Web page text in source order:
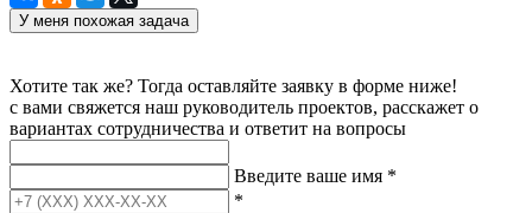
У меня похожая задача
Хотите так же? Тогда оставляйте заявку в форме ниже!
с вами свяжется наш руководитель проектов, расскажет о
вариантах сотрудничества и ответит на вопросы
Введите ваше имя *
*